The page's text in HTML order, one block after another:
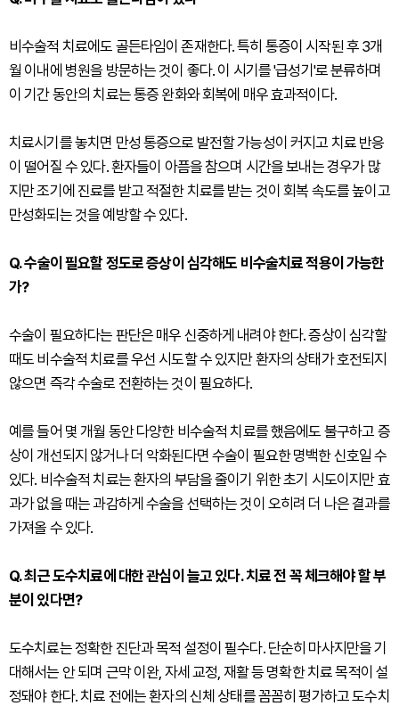
비수술적 치료에도 골든타임이 존재한다. 특히 통증이 시작된 후 3개
월 이내에 병원을 방문하는 것이 좋다. 이 시기를 '급성기'로 분류하며
이 기간 동안의 치료는 통증 완화와 회복에 매우 효과적이다.
치료시기를 놓치면 만성 통증으로 발전할 가능성이 커지고 치료 반응
이 떨어질 수 있다. 환자들이 아픔을 참으며 시간을 보내는 경우가 많
지만 조기에 진료를 받고 적절한 치료를 받는 것이 회복 속도를 높이고
만성화되는 것을 예방할 수 있다.
Q. 수술이 필요할 정도로 증상이 심각해도 비수술치료 적용이 가능한
가?
수술이 필요하다는 판단은 매우 신중하게 내려야 한다. 증상이 심각할
때도 비수술적 치료를 우선 시도할 수 있지만 환자의 상태가 호전되지
않으면 즉각 수술로 전환하는 것이 필요하다.
예를 들어 몇 개월 동안 다양한 비수술적 치료를 했음에도 불구하고 증
상이 개선되지 않거나 더 악화된다면 수술이 필요한 명백한 신호일 수
있다. 비수술적 치료는 환자의 부담을 줄이기 위한 초기 시도이지만 효
과가 없을 때는 과감하게 수술을 선택하는 것이 오히려 더 나은 결과를
가져올 수 있다.
Q. 최근 도수치료에 대한 관심이 늘고 있다. 치료 전 꼭 체크해야 할 부
분이 있다면?
도수치료는 정확한 진단과 목적 설정이 필수다. 단순히 마사지만을 기
대해서는 안 되며 근막 이완, 자세 교정, 재활 등 명확한 치료 목적이 설
정돼야 한다. 치료 전에는 환자의 신체 상태를 꼼꼼히 평가하고 도수치